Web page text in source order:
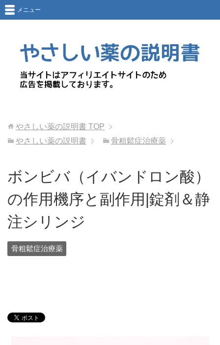
メニュー
やさしい薬の説明書 TOP
やさしい薬の説明書
骨粗鬆症治療薬
ボンビバ（イバンドロン酸）
の作用機序と副作用|錠剤＆静
注シリンジ
骨粗鬆症治療薬